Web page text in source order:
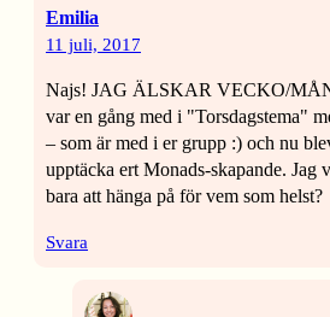
Emilia
11 juli, 2017
Najs! JAG ÄLSKAR VECKO/
var en gång med i "Torsdagstema"
– som är med i er grupp :) och nu
upptäcka ert Monads-skapande. Jag
bara att hänga på för vem som helst?
Svara